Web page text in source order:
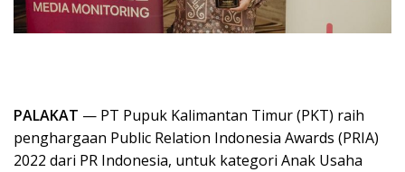
PALAKAT — PT Pupuk Kalimantan Timur (PKT) raih
penghargaan Public Relation Indonesia Awards (PRIA)
2022 dari PR Indonesia, untuk kategori Anak Usaha